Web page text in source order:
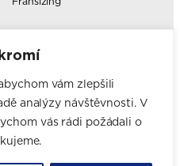
vám zlepšili
analýzy návštěvnosti. V
vás rádi požádali o
Blog
Realizace kuchyní
Elektromobilita
Pinterest
LinkedIn